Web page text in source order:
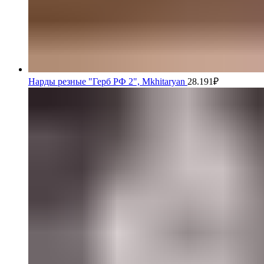
Нарды резные "Герб РФ 2", Mkhitaryan 28.191₽